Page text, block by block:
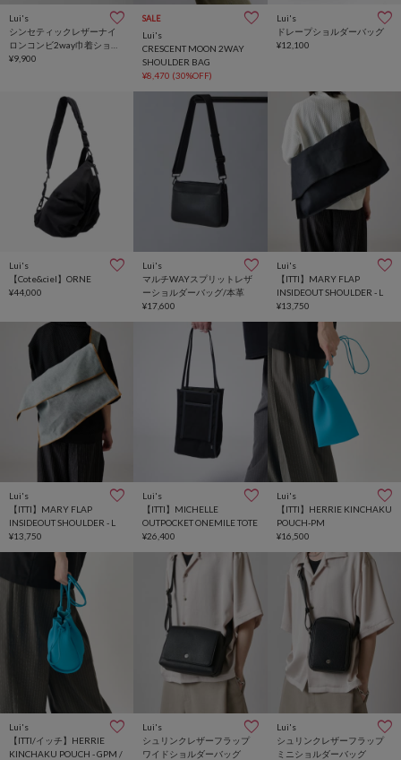
Lui's
シンセティックレザーナイ
ロンコンビ2way巾着ショル
ダーバッグ
¥9,900
SALE
Lui's
CRESCENT MOON 2WAY
SHOULDER BAG
¥8,470 (30%OFF)
Lui's
ドレープショルダーバッグ
¥12,100
Lui's
【Cote&ciel】ORNE
¥44,000
Lui's
マルチWAYスプリットレザ
ーショルダーバッグ/本革
¥17,600
Lui's
【ITTI】MARY FLAP
INSIDEOUT SHOULDER - L
¥13,750
Lui's
【ITTI】MARY FLAP
INSIDEOUT SHOULDER - L
¥13,750
Lui's
【ITTI】MICHELLE
OUTPOCKET ONEMILE TOTE
¥26,400
Lui's
【ITTI】HERRIE KINCHAKU
POUCH-PM
¥16,500
Lui's
【ITTI/イッチ】HERRIE
KINCHAKU POUCH - GPM /
Lui's
シュリンクレザーフラップ
ワイドショルダーバッグ
Lui's
シュリンクレザーフラップ
ミニショルダーバッグ